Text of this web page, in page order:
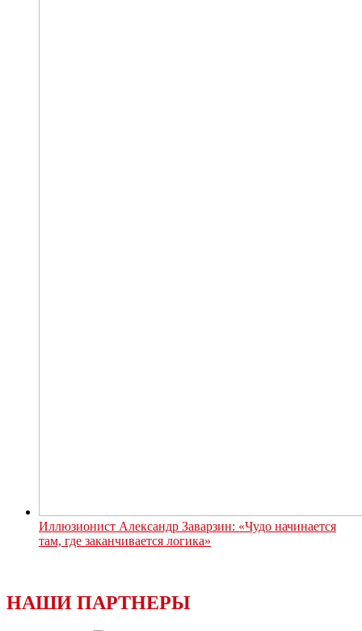
Иллюзионист Александр Заварзин: «Чудо начинается
там, где заканчивается логика»
НАШИ ПАРТНЕРЫ